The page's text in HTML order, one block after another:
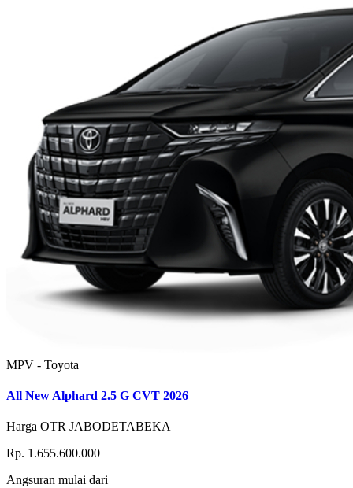
MPV - Toyota
All New Alphard 2.5 G CVT 2026
Harga OTR JABODETABEKA
Rp. 1.655.600.000
Angsuran mulai dari